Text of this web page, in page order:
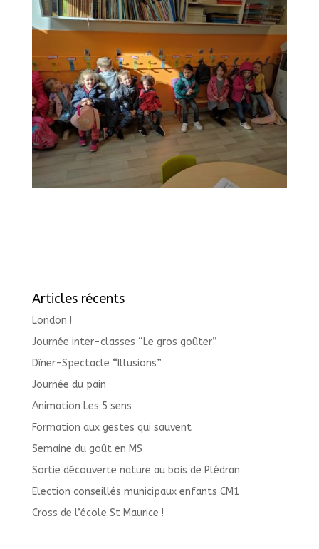
Articles récents
London !
Journée inter-classes “Le gros goûter”
Dîner-Spectacle “Illusions”
Journée du pain
Animation Les 5 sens
Formation aux gestes qui sauvent
Semaine du goût en MS
Sortie découverte nature au bois de Plédran
Election conseillés municipaux enfants CM1
Cross de l’école St Maurice !